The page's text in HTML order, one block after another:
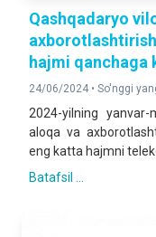
Qashqadaryo
hajmi qanchaga
24/06/2024 • So'nggi
2024-yilning
aloqa va
eng katta hajmni
Batafsil ...